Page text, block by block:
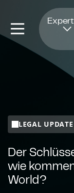
LEGAL UPDATE
Der
wie
World?
Öffnet in einem